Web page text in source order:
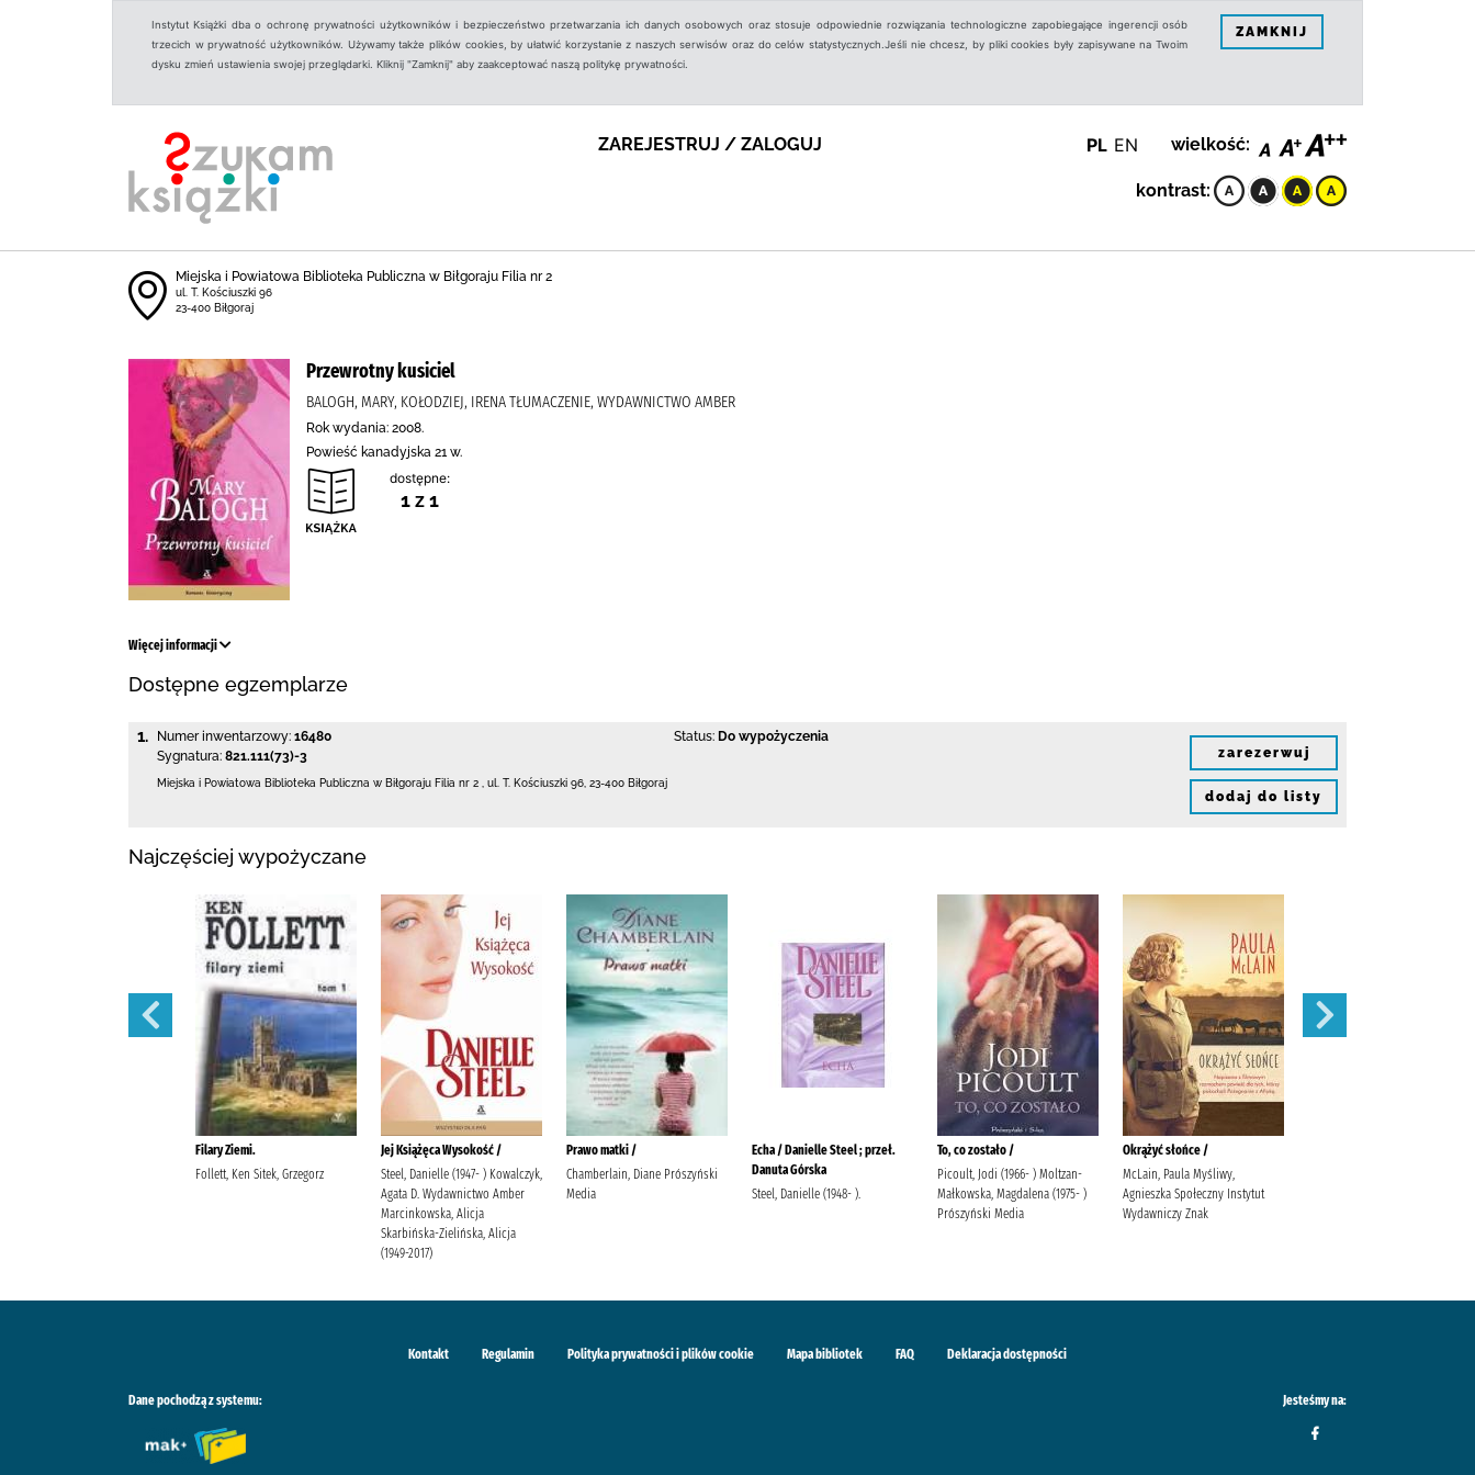
Instytut Książki dba o ochronę prywatności użytkowników i bezpieczeństwo przetwarzania ich danych osobowych oraz stosuje odpowiednie rozwiązania technologiczne zapobiegające ingerencji osób
trzecich w prywatność użytkowników. Używamy także plików cookies, by ułatwić korzystanie z naszych serwisów oraz do celów statystycznych.Jeśli nie chcesz, by pliki cookies były zapisywane na Twoim
dysku zmień ustawienia swojej przeglądarki. Kliknij "Zamknij" aby zaakceptować naszą politykę prywatności.
ZAMKNIJ
ZAREJESTRUJ / ZALOGUJ PL EN wielkość:
kontrast:
Miejska i Powiatowa Biblioteka Publiczna w Biłgoraju Filia nr 2
ul. T. Kościuszki 96
23-400 Biłgoraj
Przewrotny kusiciel
BALOGH, MARY, KOŁODZIEJ, IRENA TŁUMACZENIE, WYDAWNICTWO AMBER
Rok wydania: 2008.
Powieść kanadyjska 21 w.
dostępne:
1 z 1
Więcej informacji
Dostępne egzemplarze
1. Numer inwentarzowy: 16480
Sygnatura: 821.111(73)-3
Status: Do wypożyczenia
Miejska i Powiatowa Biblioteka Publiczna w Biłgoraju Filia nr 2 ul. T. Kościuszki 96 23-400 Biłgoraj
zarezerwuj
dodaj do listy
Najczęściej wypożyczane
Filary Ziemi.
Follett, Ken Sitek, Grzegorz
Jej Książęca Wysokość /
Steel, Danielle (1947- ) Kowalczyk,
Agata D. Wydawnictwo Amber
Marcinkowska, Alicja
Skarbińska-Zielińska, Alicja
(1949-2017)
Prawo matki /
Chamberlain, Diane Prószyński
Media
Echa / Danielle Steel ; przeł.
Danuta Górska
Steel, Danielle (1948- ).
To, co zostało /
Picoult, Jodi (1966- ) Moltzan-
Małkowska, Magdalena (1975- )
Prószyński Media
Okrążyć słońce /
McLain, Paula Myśliwy,
Agnieszka Społeczny Instytut
Wydawniczy Znak
Kontakt Regulamin Polityka prywatności i plików cookie Mapa bibliotek FAQ Deklaracja dostępności
Dane pochodzą z systemu: Jesteśmy na: